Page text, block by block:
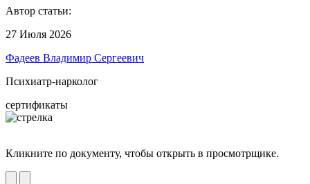
Автор статьи:
27 Июля 2026
Фадеев Владимир Сергеевич
Психиатр-нарколог
сертификаты
Кликните по документу, чтобы открыть в просмотрщике.